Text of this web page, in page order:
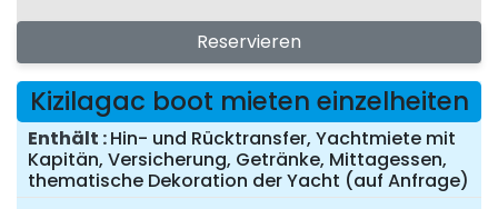
Reservieren
Kizilagac boot mieten einzelheiten
Enthält Hin- und Rücktransfer, Yachtmiete mit
Kapitän, Versicherung, Getränke, Mittagessen,
thematische Dekoration der Yacht (auf Anfrage)